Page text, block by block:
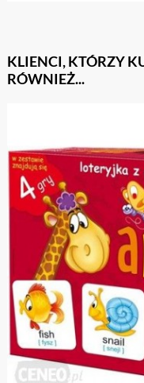
KLIENCI, KTÓRZY
RÓWNIEŻ...